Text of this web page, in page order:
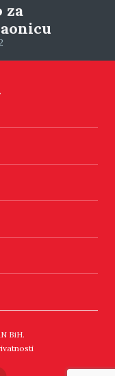
za
BiH.